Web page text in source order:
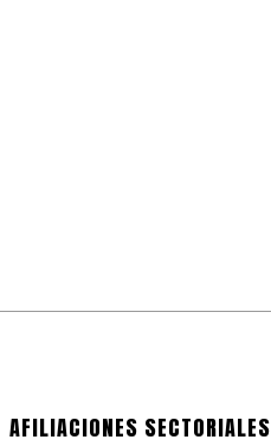
AFILIACIONES SECTORIALES